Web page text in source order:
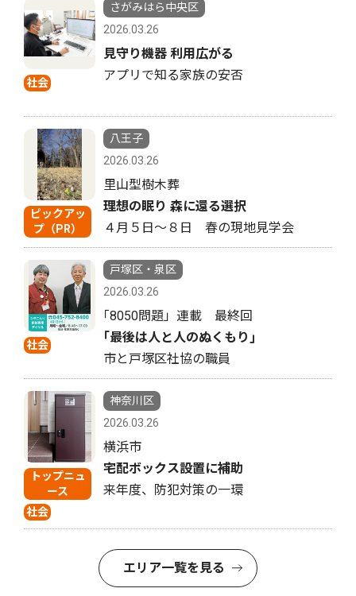
社会
さがみはら中央区
2026.03.26
見守り機器 利用広がる
アプリで知る家族の安否
ピックアッ
プ（PR）
八王子
2026.03.26
里山型樹木葬
理想の眠り 森に還る選択
４月５日〜８日 春の現地見学会
社会
戸塚区・泉区
2026.03.26
｢8050問題」連載 最終回
｢最後は人と人のぬくもり｣
市と戸塚区社協の職員
トップニュ
ース
社会
神奈川区
2026.03.26
横浜市
宅配ボックス設置に補助
来年度、防犯対策の一環
エリア一覧を見る